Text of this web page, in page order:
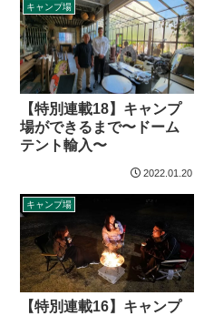
キャンプ場
【特別連載18】キャンプ
場ができるまで〜ドーム
テント輸入〜
2022.01.20
キャンプ場
【特別連載16】キャンプ